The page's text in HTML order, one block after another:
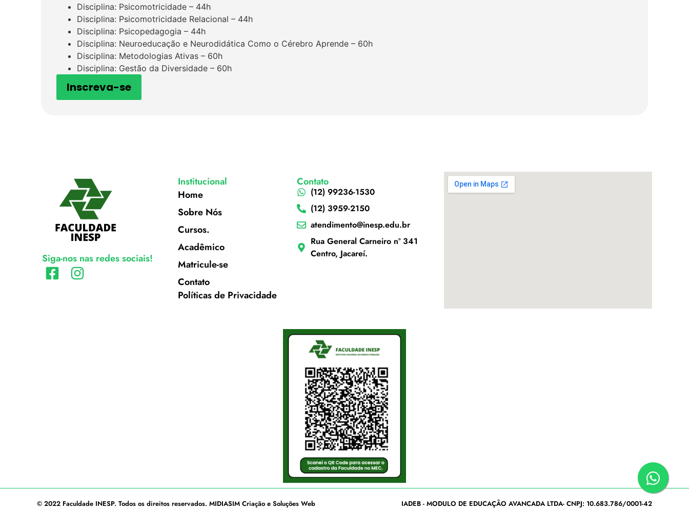
Disciplina: Psicomotricidade – 44h
Disciplina: Psicomotricidade Relacional – 44h
Disciplina: Psicopedagogia – 44h
Disciplina: Neuroeducação e Neurodidática Como o Cérebro Aprende – 60h
Disciplina: Metodologias Ativas – 60h
Disciplina: Gestão da Diversidade – 60h
Inscreva-se
Siga-nos nas redes sociais!
Institucional
Home
Sobre Nós
Cursos.
Acadêmico
Matricule-se
Contato
Políticas de Privacidade
Contato
(12) 99236-1530
(12) 3959-2150
atendimento@inesp.edu.br
Rua General Carneiro nº 341
Centro, Jacareí.
© 2022 Faculdade INESP. Todos os direitos reservados. MIDIASIM Criação e Soluções Web IADEB - MODULO DE EDUCAÇÃO AVANCADA LTDA- CNPJ: 10.683.786/0001-42